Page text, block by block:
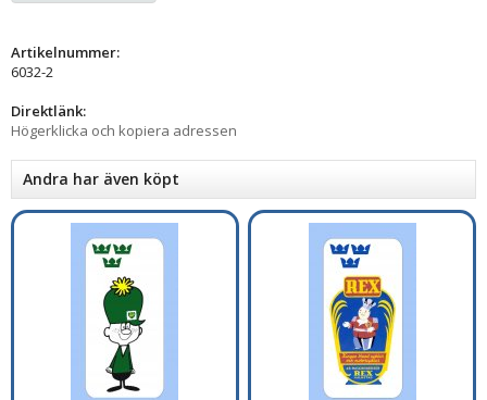
Artikelnummer:
6032-2
Direktlänk:
Högerklicka och kopiera adressen
Andra har även köpt